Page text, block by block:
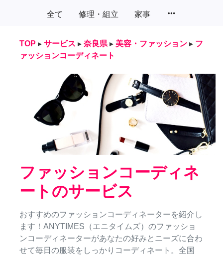
全て 修理・組立 家事 more_horiz
TOP ▸ サービス ▸ 奈良県 ▸ 美容・ファッション ▸ フ
ァッションコーディネート
ファッションコーディネ
ートのサービス
おすすめのファッションコーディネーターを紹介し
ます！ANYTIMES（エニタイムズ）のファッショ
ンコーディネーターがあなたの好みとニーズに合わ
せて毎日の服装をしっかりコーディネート。全国